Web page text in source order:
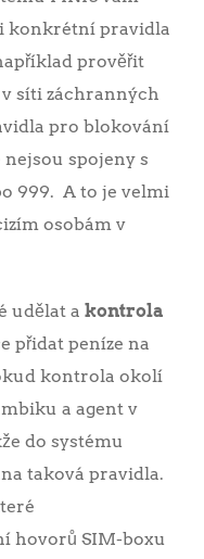
konkrétní pravidla
prověřit
síti záchranných
pro blokování
spojeny s
999. A to je velmi
osobám v
udělat a kontrola
přidat peníze na
kontrola okolí
a agent v
do systému
taková pravidla.
hovorů SIM-boxu